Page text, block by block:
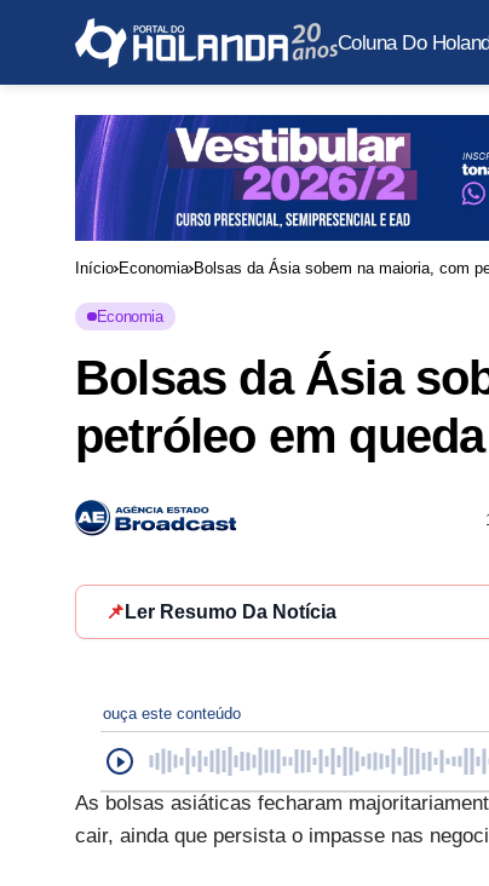
Coluna Do
Início Economia Bolsas da Ásia sobem na maioria, com
Economia
Bolsas da Ásia
petróleo em
📌 Ler Resumo Da Notícia
ouça este conteúdo
As bolsas asiáticas fecharam
cair, ainda que persista o impasse nas